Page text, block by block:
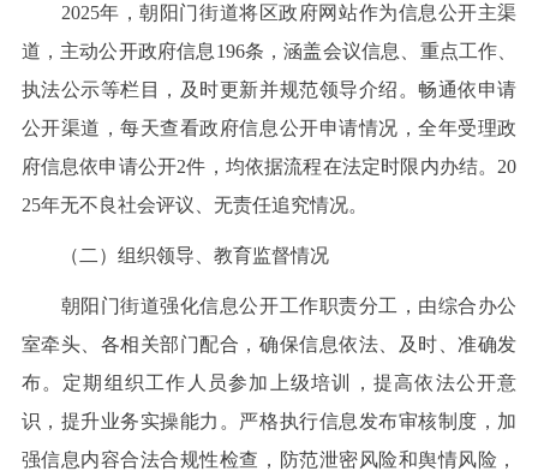
2025年，朝阳门街道将区政府网站作为信息公开主渠
道，主动公开政府信息196条，涵盖会议信息、重点工作、
执法公示等栏目，及时更新并规范领导介绍。畅通依申请
公开渠道，每天查看政府信息公开申请情况，全年受理政
府信息依申请公开2件，均依据流程在法定时限内办结。20
25年无不良社会评议、无责任追究情况。
（二）组织领导、教育监督情况
朝阳门街道强化信息公开工作职责分工，由综合办公
室牵头、各相关部门配合，确保信息依法、及时、准确发
布。定期组织工作人员参加上级培训，提高依法公开意
识，提升业务实操能力。严格执行信息发布审核制度，加
强信息内容合法合规性检查，防范泄密风险和舆情风险，